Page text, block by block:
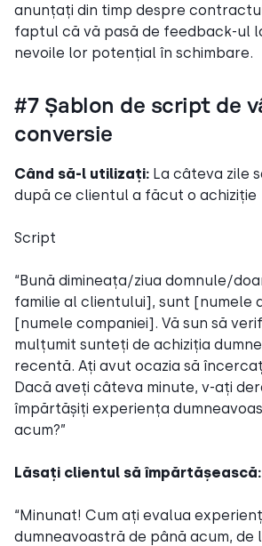
anunțați din timp despre
faptul că vă pasă de feedback-ul
nevoile lor potențial în schimbare.
#7 Șablon de script de
conversie
Când să-l utilizați: La câteva zile
după ce clientul a făcut o achiziție
Script
“Bună dimineața/ziua domnule/
familie al clientului], sunt [numele
[numele companiei]. Vă sun să
mulțumit sunteți de achiziția
recentă. Ați avut ocazia să
Dacă aveți câteva minute, v-ați
împărtășiți experiența
acum?”
Lăsați clientul să împărtășească:
“Minunat! Cum ați evalua
dumneavoastră de până acum, de